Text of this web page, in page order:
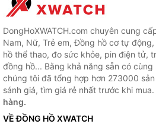
DongHoXWATCH.com chuyên cung
Nam, Nữ, Trẻ em, Đồng hồ cơ tự
hồ thể thao, đo sức khỏe, pin điện tử,
đồng hồ... Bằng khả năng sẵn có
chúng tôi đã tổng hợp hơn 273000
sánh giá, tìm giá rẻ nhất trước khi mua.
hàng.
VỀ ĐỒNG HỒ XWATCH